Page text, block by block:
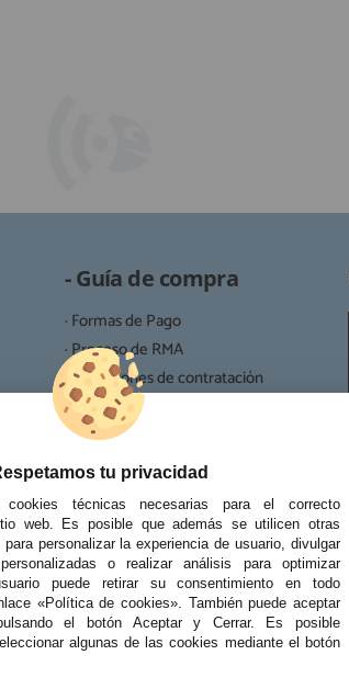
- Guía de compra
· Formas de Pago
· Proceso de RMA
· Condiciones de contratación
· Política de devoluciones
· Resolución de Litigios en Línea
tu privacidad
técnicas necesarias para el correcto
web. Es posible que además se utilicen otras
personalizar la experiencia de usuario, divulgar
o realizar análisis para optimizar
puede retirar su consentimiento en todo
«Política de cookies». También puede aceptar
el botón Aceptar y Cerrar. Es posible
algunas de las cookies mediante el botón